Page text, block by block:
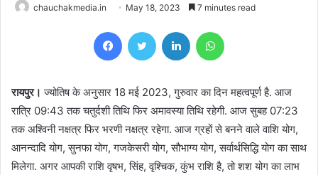
chauchakmedia.in May 18, 2023 7 minutes read
FacebookTwitter LinkedIn
रायपुर। ज्योतिष के अनुसार 18 मई 2023, गुरुवार का दिन महत्वपूर्ण है. आज
रात्रि 09:43 तक चतुर्दशी तिथि फिर अमावस्या तिथि रहेगी. आज सुबह 07:23
तक अश्विनी नक्षत्र फिर भरणी नक्षत्र रहेगा. आज ग्रहों से बनने वाले वाशि योग,
आनन्दादि योग, सुनफा योग, गजकेसरी योग, सौभाग्य योग, सर्वार्थसिद्धि योग का साथ
मिलेगा. अगर आपकी राशि वृषभ, सिंह, वृश्चिक, कुंभ राशि है, तो शश योग का लाभ